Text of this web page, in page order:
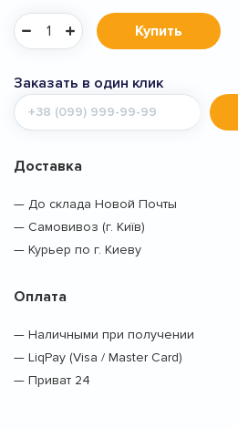
Купить
Заказать в один клик
Мобильный
телефон
Доставка
— До склада Новой Почты
— Самовивоз (г. Київ)
— Курьер по г. Киеву
Оплата
— Наличными при получении
— LiqPay (Visa / Master Card)
— Приват 24